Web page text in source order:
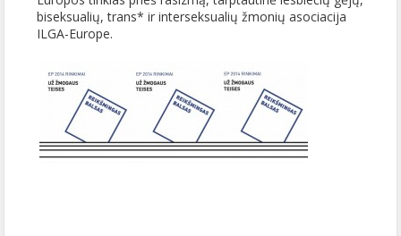
biseksualių, trans* ir interseksualių žmonių asociacija
ILGA-Europe.